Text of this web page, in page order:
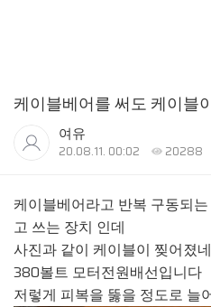
케이블베어를 써도 케이블
여유
20.08.11. 00:02 20288
케이블베어라고 반복 구동되
고 쓰는 장치 인데
사진과 같이 케이블이 찢어졌
380볼트 모터전원배선입니다
저렇게 피복을 뚫을 정도로 늘